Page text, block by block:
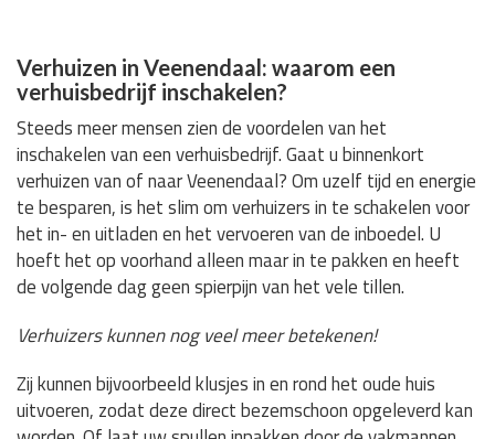
Verhuizen in Veenendaal: waarom een
verhuisbedrijf inschakelen?
Steeds meer mensen zien de voordelen van het
inschakelen van een verhuisbedrijf. Gaat u binnenkort
verhuizen van of naar Veenendaal? Om uzelf tijd en energie
te besparen, is het slim om verhuizers in te schakelen voor
het in- en uitladen en het vervoeren van de inboedel. U
hoeft het op voorhand alleen maar in te pakken en heeft
de volgende dag geen spierpijn van het vele tillen.
Verhuizers kunnen nog veel meer betekenen!
Zij kunnen bijvoorbeeld klusjes in en rond het oude huis
uitvoeren, zodat deze direct bezemschoon opgeleverd kan